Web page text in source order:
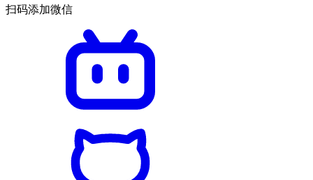
扫码添加微信